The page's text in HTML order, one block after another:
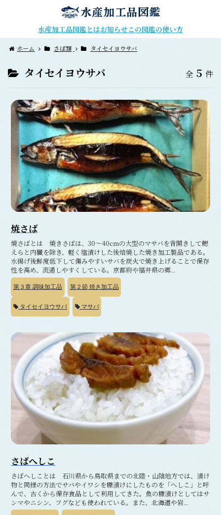
水産加工品図鑑とはお知らせこの図鑑の使い方
ホーム さば類 タイセイヨウサバ
タイセイヨウサバ 全 5 件
焼さば
焼さばとは 焼きさばは、30～40cmの大型のマサバを背開きして鰓
えらと内臓を除き、軽く塩漬けした後焙焼した焼き加工製品である。
水揚げ後鮮度低下して傷みやすいサバを炭火で焼き上げることで保存
性を高め、流通しやすくしている。京都府や福井県の郷...
第３章 調味加工品 第２節焼き加工品
タイセイヨウサバ マサバ
さばへしこ
さばへしことは 石川県から鳥取県までの北陸・山陰地方では、漬け
物と同様の方法でサバやイワシを糠漬けにしたものを「へしこ」と呼
んで、古くから保存食品として利用してきた。魚の糠漬けとしてはサ
ンマやニシン、フグなども使われている。また、北海道や岩...